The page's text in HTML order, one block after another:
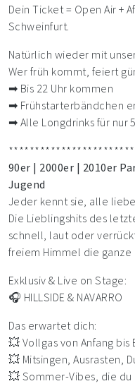
Dein Ticket = Open Air +
Schweinfurt.
Natürlich wieder mit
Wer früh kommt, feiert
➡ Bis 22 Uhr kommen
➡ Frühstarterbändchen
➡ Alle Longdrinks für nur
90er | 2000er | 2010er
Jugend
Jeder kennt sie, alle
Die Lieblingshits des
schnell, laut oder
freiem Himmel die ganze
Exklusiv & Live on Stage:
🎧 HILLSIDE & NAVARRO
Das erwartet dich:
💥 Vollgas von Anfang bis
💥 Mitsingen, Ausrasten,
💥 Sommer-Vibes, die du